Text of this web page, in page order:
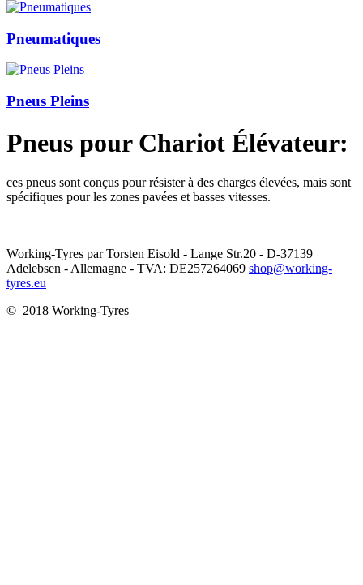
Pneumatiques
Pneus Pleins
Pneus pour Chariot Élévateur:
ces pneus sont conçus pour résister à des charges élevées, mais sont
spécifiques pour les zones pavées et basses vitesses.
Working-Tyres par Torsten Eisold - Lange Str.20 - D-37139
Adelebsen - Allemagne - TVA: DE257264069 shop@working-
tyres.eu
© 2018 Working-Tyres